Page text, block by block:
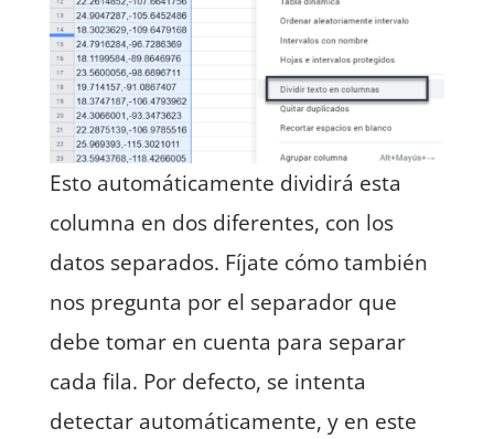
Esto automáticamente dividirá esta
columna en dos diferentes, con los
datos separados. Fíjate cómo también
nos pregunta por el separador que
debe tomar en cuenta para separar
cada fila. Por defecto, se intenta
detectar automáticamente, y en este